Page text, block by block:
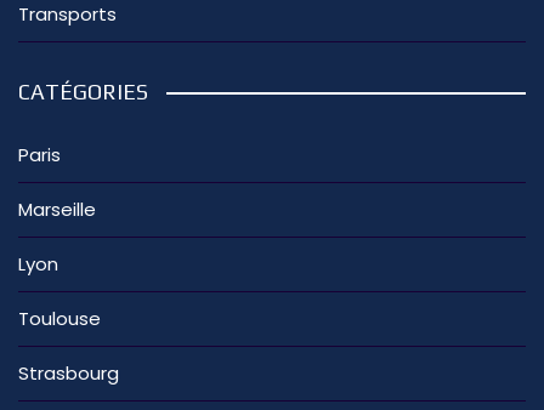
Transports
CATÉGORIES
Paris
Marseille
Lyon
Toulouse
Strasbourg